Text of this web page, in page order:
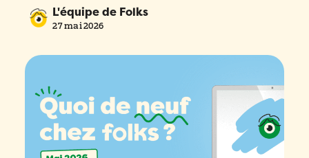
L'équipe de Folks
27 mai 2026